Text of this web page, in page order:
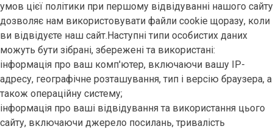
умов цієї політики при першому відвідуванні нашого сайту
дозволяє нам використовувати файли cookie щоразу, коли
ви відвідуєте наш сайт.Наступні типи особистих даних
можуть бути зібрані, збережені та використані:
інформація про ваш комп'ютер, включаючи вашу IP-
адресу, географічне розташування, тип і версію браузера, а
також операційну систему;
інформація про ваші відвідування та використання цього
сайту, включаючи джерело посилань, тривалість